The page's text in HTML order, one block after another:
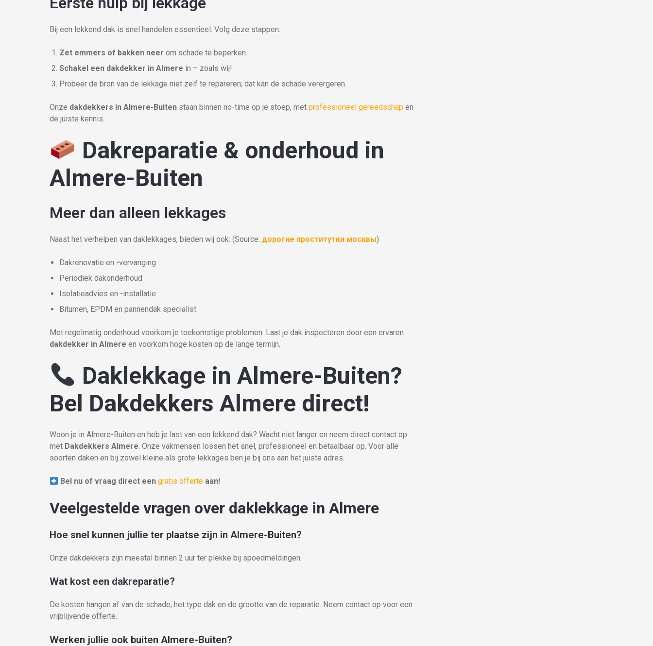
Bij een lekkend dak is snel handelen essentieel. Volg deze stappen:
Zet emmers of bakken neer om schade te beperken.
Schakel een dakdekker in Almere in – zoals wij!
Probeer de bron van de lekkage niet zelf te repareren; dat kan de schade verergeren.
Onze dakdekkers in Almere-Buiten staan binnen no-time op je stoep, met professioneel gereedschap en
de juiste kennis.
Dakreparatie & onderhoud in
Almere-Buiten
Meer dan alleen lekkages
Naast het verhelpen van daklekkages, bieden wij ook: (Source: дорогие проститутки москвы)
Dakrenovatie en -vervanging
Periodiek dakonderhoud
Isolatieadvies en -installatie
Bitumen, EPDM en pannendak specialist
Met regelmatig onderhoud voorkom je toekomstige problemen. Laat je dak inspecteren door een ervaren
dakdekker in Almere en voorkom hoge kosten op de lange termijn.
Daklekkage in Almere-Buiten?
Bel Dakdekkers Almere direct!
Woon je in Almere-Buiten en heb je last van een lekkend dak? Wacht niet langer en neem direct contact op
met Dakdekkers Almere. Onze vakmensen lossen het snel, professioneel en betaalbaar op. Voor alle
soorten daken en bij zowel kleine als grote lekkages ben je bij ons aan het juiste adres.
Bel nu of vraag direct eengratis offerte aan!
Veelgestelde vragen over daklekkage in Almere
Hoe snel kunnen jullie ter plaatse zijn in Almere-Buiten?
Onze dakdekkers zijn meestal binnen 2 uur ter plekke bij spoedmeldingen.
Wat kost een dakreparatie?
De kosten hangen af van de schade, het type dak en de grootte van de reparatie. Neem contact op voor een
vrijblijvende offerte.
Werken jullie ook buiten Almere-Buiten?